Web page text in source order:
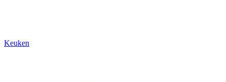
Keuken